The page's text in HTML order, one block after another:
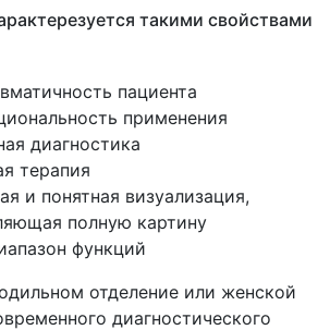
такими свойствами
пациента
применения
диагностика
терапия
и понятная визуализация,
полную картину
функций
отделение или женской
диагностического